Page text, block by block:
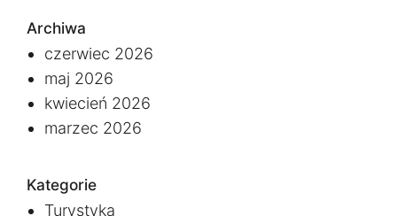
Archiwa
czerwiec 2026
maj 2026
kwiecień 2026
marzec 2026
Kategorie
Turystyka